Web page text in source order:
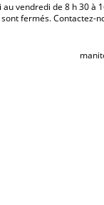
vendredi de 8 h 30 à
fermés. Contactez-